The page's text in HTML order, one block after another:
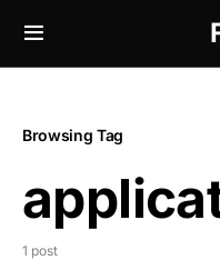
Browsing Tag
1 post